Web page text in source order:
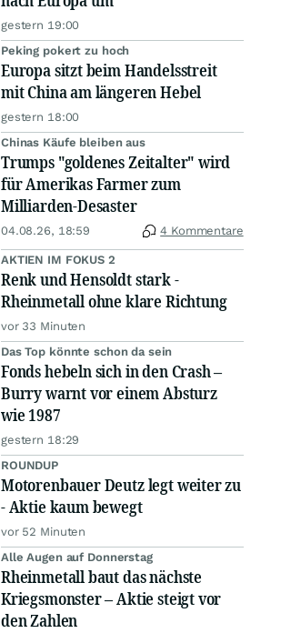
gestern 19:00
Peking pokert zu hoch
Europa sitzt beim Handelsstreit
mit China am längeren Hebel
gestern 18:00
Chinas Käufe bleiben aus
Trumps "goldenes Zeitalter" wird
für Amerikas Farmer zum
Milliarden-Desaster
04.08.26, 18:59 4 Kommentare
AKTIEN IM FOKUS 2
Renk und Hensoldt stark -
Rheinmetall ohne klare Richtung
vor 33 Minuten
Das Top könnte schon da sein
Fonds hebeln sich in den Crash –
Burry warnt vor einem Absturz
wie 1987
gestern 18:29
ROUNDUP
Motorenbauer Deutz legt weiter zu
- Aktie kaum bewegt
vor 52 Minuten
Alle Augen auf Donnerstag
Rheinmetall baut das nächste
Kriegsmonster – Aktie steigt vor
den Zahlen